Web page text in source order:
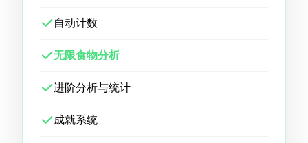
自动计数
无限食物分析
进阶分析与统计
成就系统